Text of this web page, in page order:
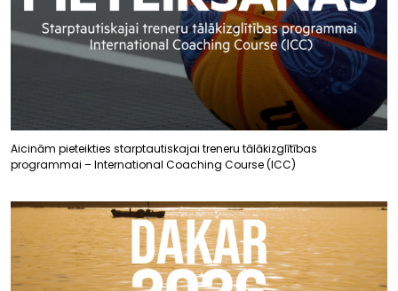
Aicinām pieteikties starptautiskajai treneru tālākizglītības
programmai – International Coaching Course (ICC)